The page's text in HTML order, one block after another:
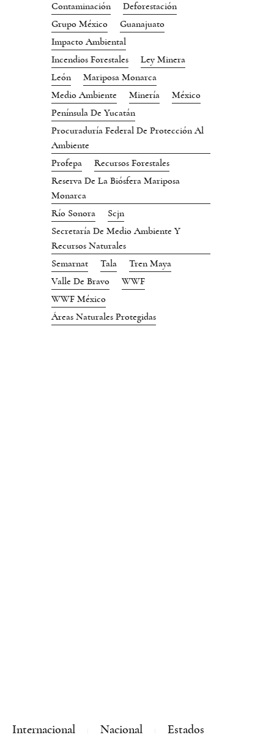
Contaminación
Deforestación
Grupo México
Guanajuato
Impacto Ambiental
Incendios Forestales
Ley Minera
León
Mariposa Monarca
Medio Ambiente
Minería
México
Península De Yucatán
Procuraduría Federal De Protección Al
Ambiente
Profepa
Recursos Forestales
Reserva De La Biósfera Mariposa
Monarca
Río Sonora
Scjn
Secretaría De Medio Ambiente Y
Recursos Naturales
Semarnat
Tala
Tren Maya
Valle De Bravo
WWF
WWF México
Áreas Naturales Protegidas
Internacional Nacional Estados